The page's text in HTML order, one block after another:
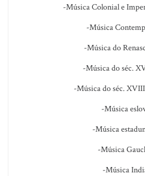
-Música Colonial e
-Música
-Música do
-Música do séc.
-Música do séc.
-Música
-Música
-Música
-Música